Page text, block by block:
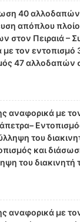
40
απόπλου
στον Πειραιά –
με τον
47 αλλοδαπών
αναφορικά με
του
και
του διακινητή
αναφορικά με